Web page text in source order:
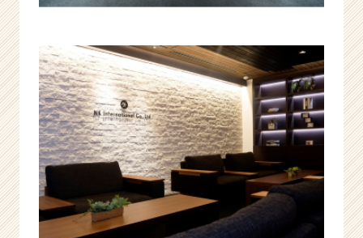
チ
成
長
企
業
か
ら
ス
カ
ウ
が